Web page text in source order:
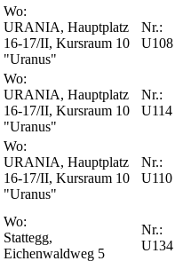
Wo:
URANIA, Hauptplatz
16-17/II, Kursraum 10
"Uranus"
Nr.:
U108
Wo:
URANIA, Hauptplatz
16-17/II, Kursraum 10
"Uranus"
Nr.:
U114
Wo:
URANIA, Hauptplatz
16-17/II, Kursraum 10
"Uranus"
Nr.:
U110
Wo:
Stattegg,
Eichenwaldweg 5
Nr.:
U134